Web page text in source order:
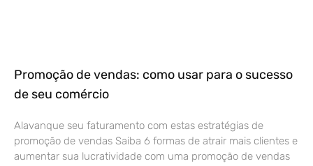
Promoção de vendas: como usar para o sucesso
de seu comércio
Alavanque seu faturamento com estas estratégias de
promoção de vendas Saiba 6 formas de atrair mais clientes e
aumentar sua lucratividade com uma promoção de vendas